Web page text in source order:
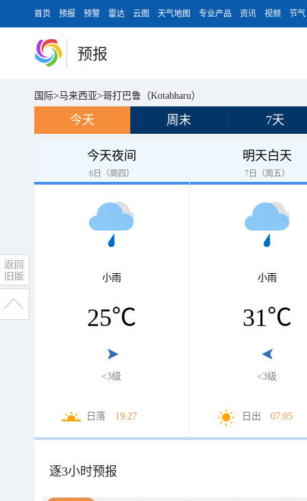
首页 预报 预警 雷达 云图 天气地图 专业产品 资讯 视频 节气
预报
国际>马来西亚>哥打巴鲁（Kotabharu）
今天 周末 7天
今天夜间
6日（周四）
小雨
25℃
<3级
日落 19:27
明天白天
7日（周五）
小雨
31℃
<3级
日出 07:05
逐3小时预报